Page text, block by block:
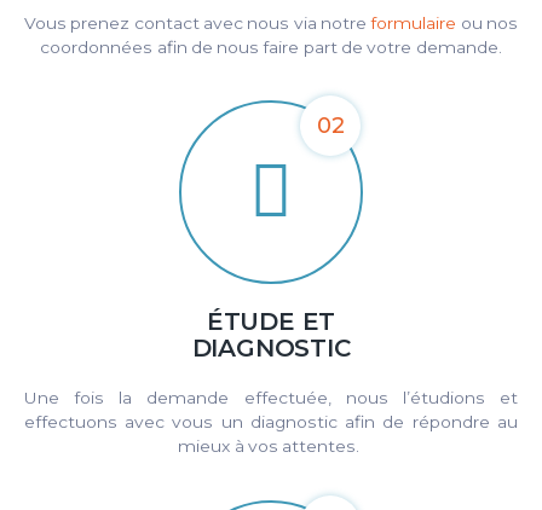
Vous prenez contact avec nous via notreformulaire ou nos
coordonnées afin de nous faire part de votre demande.
02
ÉTUDE ET
DIAGNOSTIC
Une fois la demande effectuée, nous l’étudions et
effectuons avec vous un diagnostic afin de répondre au
mieux à vos attentes. ​